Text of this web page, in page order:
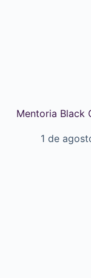
Mentoria Black
1 de